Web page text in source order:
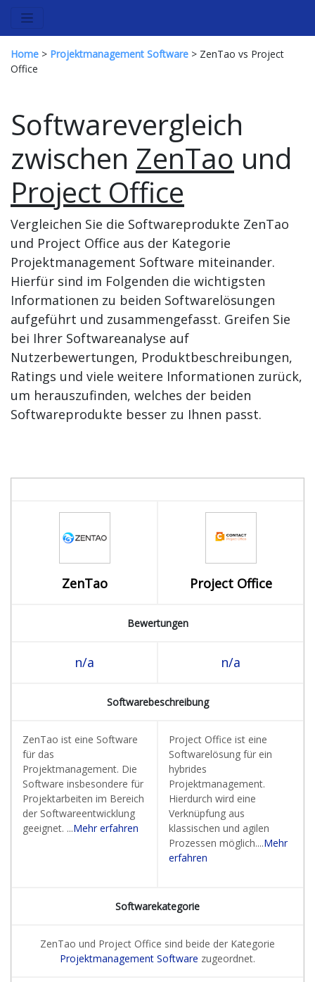
Home > Projektmanagement Software > ZenTao vs Project
Office
Softwarevergleich
zwischen ZenTao und
Project Office
Vergleichen Sie die Softwareprodukte ZenTao
und Project Office aus der Kategorie
Projektmanagement Software miteinander.
Hierfür sind im Folgenden die wichtigsten
Informationen zu beiden Softwarelösungen
aufgeführt und zusammengefasst. Greifen Sie
bei Ihrer Softwareanalyse auf
Nutzerbewertungen, Produktbeschreibungen,
Ratings und viele weitere Informationen zurück,
um herauszufinden, welches der beiden
Softwareprodukte besser zu Ihnen passt.
ZenTao Project Office
Bewertungen
n/a n/a
Softwarebeschreibung
ZenTao ist eine Software
für das
Projektmanagement. Die
Software insbesondere für
Projektarbeiten im Bereich
der Softwareentwicklung
geeignet. ...Mehr erfahren
Project Office ist eine
Softwarelösung für ein
hybrides
Projektmanagement.
Hierdurch wird eine
Verknüpfung aus
klassischen und agilen
Prozessen möglich....Mehr
erfahren
Softwarekategorie
ZenTao und Project Office sind beide der Kategorie
Projektmanagement Software zugeordnet.